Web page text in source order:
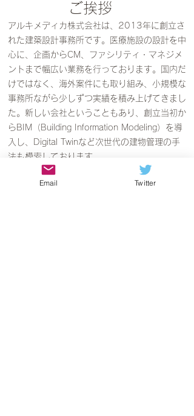
ご挨拶
アルキメディカ株式会社は、2013年に創立さ
れた建築設計事務所です。医療施設の設計を中
心に、企画からCM、ファシリティ・マネジメ
ントまで幅広い業務を行っております。国内だ
けではなく、海外案件にも取り組み、小規模な
事務所ながら少しずつ実績を積み上げてきまし
た。新しい会社ということもあり、創立当初か
らBIM（Building Information Modeling）を導
入し、Digital Twinなど次世代の建物管理の手
法も模索しております。
超高齢化社会、地球環境の変化、DXを中心
とした技術革新など私たちを取り巻く環境は
Email Twitter